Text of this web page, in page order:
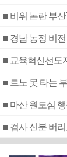
■ 비위 논란 부
■ 경남 농정 비
■ 교육혁신선도
■ 르노 못 타는
■ 마산 원도심